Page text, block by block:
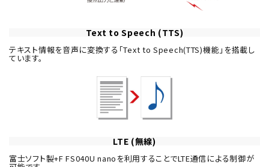
Text to Speech (TTS)
テキスト情報を音声に変換する「Text to Speech(TTS)機能」を搭載し
ています。
LTE (無線)
富士ソフト製+F FS040U nanoを利用することでLTE通信による制御が